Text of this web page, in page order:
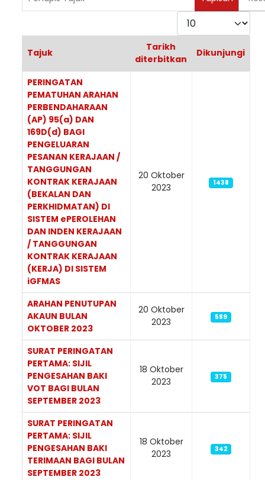
Paparkan
Articles
Tajuk
Tarikh
diterbitkan
Dikunjungi
PERINGATAN
PEMATUHAN ARAHAN
PERBENDAHARAAN
(AP) 95(a) DAN
169D(d) BAGI
PENGELUARAN
PESANAN KERAJAAN /
TANGGUNGAN
KONTRAK KERAJAAN
(BEKALAN DAN
PERKHIDMATAN) DI
SISTEM ePEROLEHAN
DAN INDEN KERAJAAN
/ TANGGUNGAN
KONTRAK KERAJAAN
(KERJA) DI SISTEM
iGFMAS
20 Oktober
2023
1438
ARAHAN PENUTUPAN
AKAUN BULAN
OKTOBER 2023
20 Oktober
2023
589
SURAT PERINGATAN
PERTAMA: SIJIL
PENGESAHAN BAKI
VOT BAGI BULAN
SEPTEMBER 2023
18 Oktober
2023
375
SURAT PERINGATAN
PERTAMA: SIJIL
PENGESAHAN BAKI
TERIMAAN BAGI BULAN
SEPTEMBER 2023
18 Oktober
2023
342